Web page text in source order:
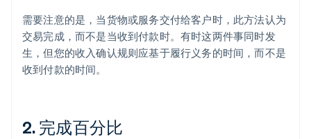
需要注意的是，当货物或服务交付给客户时，此方法认为
交易完成，而不是当收到付款时。有时这两件事同时发
生，但您的收入确认规则应基于履行义务的时间，而不是
收到付款的时间。
2. 完成百分比